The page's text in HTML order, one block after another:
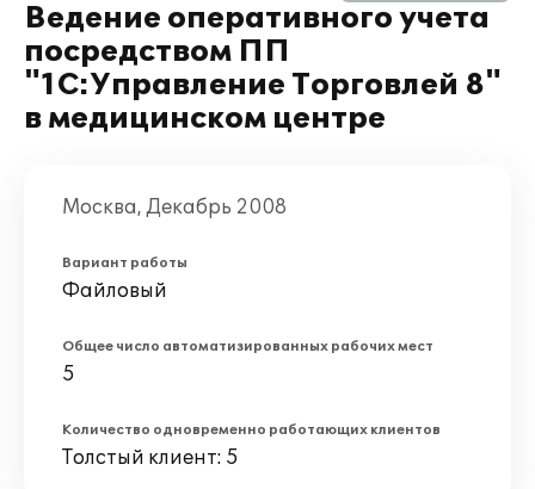
Ведение оперативного учета
посредством ПП
"1С:Управление Торговлей 8"
в медицинском центре
Москва, Декабрь 2008
Вариант работы
Файловый
Общее число автоматизированных рабочих мест
5
Количество одновременно работающих клиентов
Толстый клиент: 5